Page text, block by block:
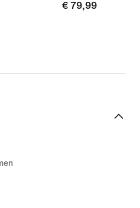
€ 79,99
€ 79,99